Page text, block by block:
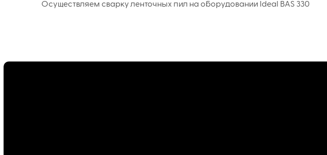
Осуществляем сварку ленточных пил на оборудовании Ideal BAS 330